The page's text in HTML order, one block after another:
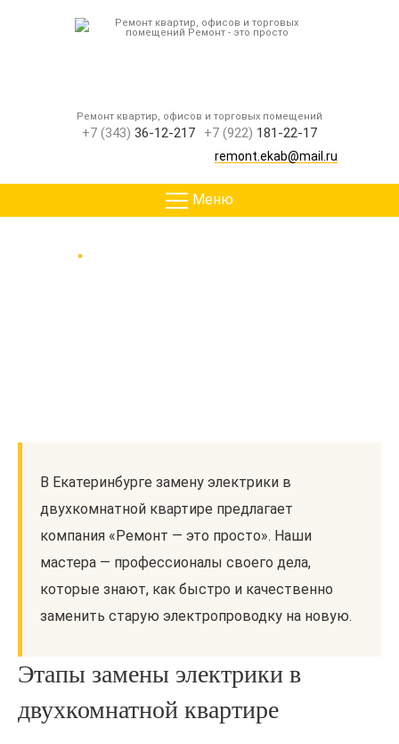
Ремонт квартир, офисов и торговых помещений
+7 (343) 36-12-217 +7 (922) 181-22-17
remont.ekab@mail.ru
Меню
В Екатеринбурге замену электрики в
двухкомнатной квартире предлагает
компания «Ремонт — это просто». Наши
мастера — профессионалы своего дела,
которые знают, как быстро и качественно
заменить старую электропроводку на новую.
Этапы замены электрики в
двухкомнатной квартире